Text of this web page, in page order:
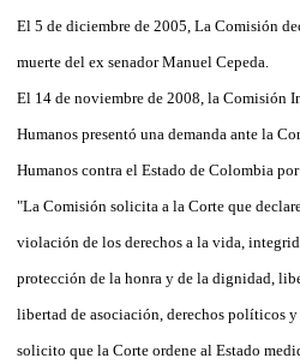
El 5 de diciembre de 2005, La Comisión
muerte del ex senador Manuel Cepeda.
El 14 de noviembre de 2008, la Comisión
Humanos presentó una demanda ante la
Humanos contra el Estado de Colombia
"La Comisión solicita a la Corte que
violación de los derechos a la vida,
protección de la honra y de la dignidad,
libertad de asociación, derechos políticos
solicito que la Corte ordene al Estado